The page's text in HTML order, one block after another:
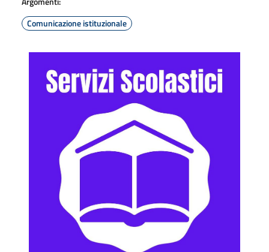
Comunicazione istituzionale